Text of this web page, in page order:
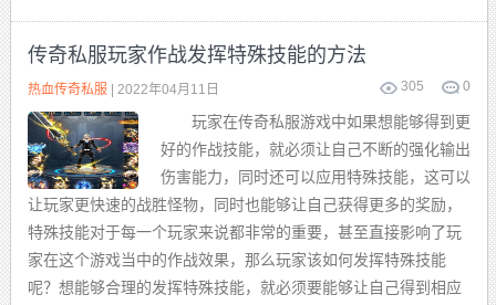
传奇私服玩家作战发挥特殊技能的方法
305 0
热血传奇私服 | 2022年04月11日
玩家在传奇私服游戏中如果想能够得到更
好的作战技能，就必须让自己不断的强化输出
伤害能力，同时还可以应用特殊技能，这可以
让玩家更快速的战胜怪物，同时也能够让自己获得更多的奖励，
特殊技能对于每一个玩家来说都非常的重要，甚至直接影响了玩
家在这个游戏当中的作战效果，那么玩家该如何发挥特殊技能
呢？想能够合理的发挥特殊技能，就必须要能够让自己得到相应